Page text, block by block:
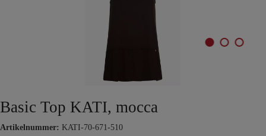
Basic Top KATI, mocca
Artikelnummer: KATI-70-671-510